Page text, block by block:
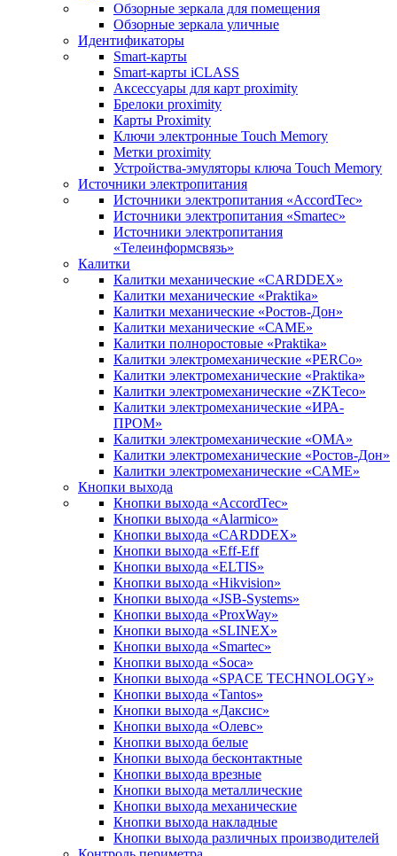
Обзорные зеркала для помещения
Обзорные зеркала уличные
Идентификаторы
Smart-карты
Smart-карты iCLASS
Аксессуары для карт proximitу
Брелоки proximity
Карты Proximity
Ключи электронные Touch Memory
Метки proximity
Устройства-эмуляторы ключа Touch Memory
Источники электропитания
Источники электропитания «AccordTec»
Источники электропитания «Smartec»
Источники электропитания
«Телеинформсвязь»
Калитки
Калитки механические «CARDDEX»
Калитки механические «Praktika»
Калитки механические «Ростов-Дон»
Калитки механические «САМЕ»
Калитки полноростовые «Praktika»
Калитки электромеханические «PERCo»
Калитки электромеханические «Praktika»
Калитки электромеханические «ZKTeco»
Калитки электромеханические «ИРА-
ПРОМ»
Калитки электромеханические «ОМА»
Калитки электромеханические «Ростов-Дон»
Калитки электромеханические «САМЕ»
Кнопки выхода
Кнопки выхода «AccordTec»
Кнопки выхода «Alarmico»
Кнопки выхода «CARDDEX»
Кнопки выхода «Eff-Eff
Кнопки выхода «ELTIS»
Кнопки выхода «Hikvision»
Кнопки выхода «JSB-Systems»
Кнопки выхода «ProxWay»
Кнопки выхода «SLINEX»
Кнопки выхода «Smartec»
Кнопки выхода «Soca»
Кнопки выхода «SPACE TECHNOLOGY»
Кнопки выхода «Tantos»
Кнопки выхода «Даксис»
Кнопки выхода «Олевс»
Кнопки выхода белые
Кнопки выхода бесконтактные
Кнопки выхода врезные
Кнопки выхода металлические
Кнопки выхода механические
Кнопки выхода накладные
Кнопки выхода различных производителей